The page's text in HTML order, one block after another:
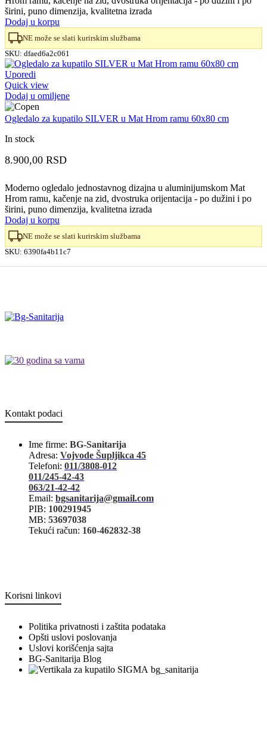
širini, puno dimenzija, kvalitetna izrada
Dodaj u korpu
NE može se slati kurirskim službama
SKU: dfaed6a2c061
Uporedi
Quick view
Dodaj u omiljene
Ogledalo za kupatilo SILVER u Mat Hrom ramu 60x80 cm
In stock
8.900,00 RSD
Moderno ogledalo jednostavnog dizajna u aluminijumskom Mat
Hrom ramu, kačenje na zid, dvostruka orijentacija - po dužini i po
širini, puno dimenzija, kvalitetna izrada
Dodaj u korpu
NE može se slati kurirskim službama
SKU: 6390fa4b11c7
Kontakt podaci
Ime firme: BG-Sanitarija
Adresa: Vojvode Šupljikca 45
Telefoni: 011/3808-012
011/245-42-43
063/21-42-42
Email: bgsanitarija@gmail.com
PIB: 100291945
MB: 53697038
Tekući račun: 160-462832-38
Korisni linkovi
Politika privatnosti i zaštita podataka
Opšti uslovi poslovanja
Uslovi korišćenja sajta
BG-Sanitarija Blog
bg_sanitarija